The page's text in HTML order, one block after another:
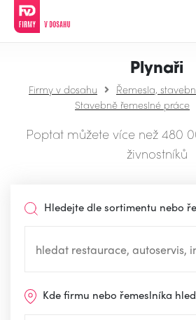
Plynaři
Firmy v dosahu
Řemesla,
Stavebně řemeslné práce
Poptat můžete více než 480
živnostníků
Hledejte dle sortimentu nebo
Kde firmu nebo řemeslníka